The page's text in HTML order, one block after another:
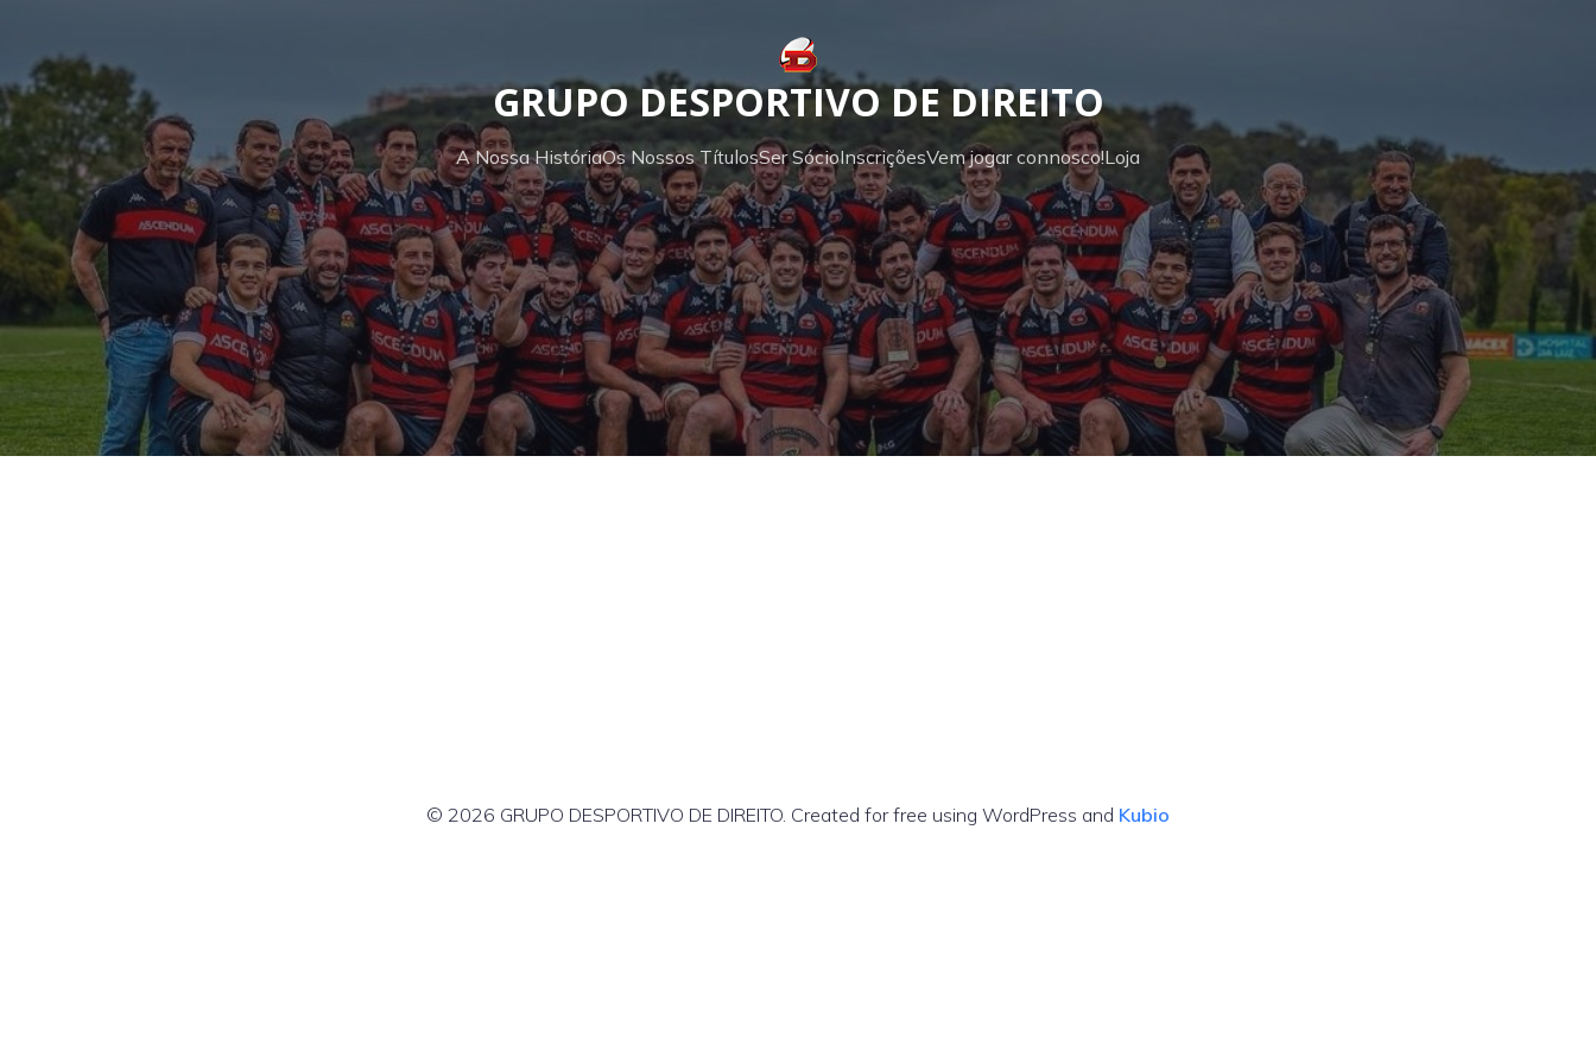
GRUPO DESPORTIVO DE DIREITO
A Nossa HistóriaOs Nossos TítulosSer SócioInscriçõesVem jogar connosco!Loja
© 2026 GRUPO DESPORTIVO DE DIREITO. Created for free using WordPress and Kubio